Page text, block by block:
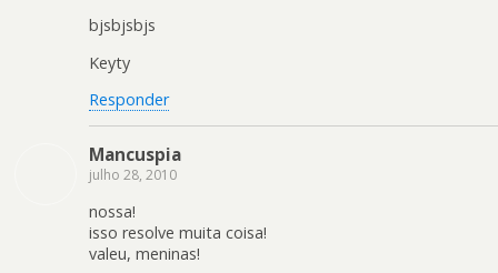
bjsbjsbjs
Keyty
Responder
Mancuspia
julho 28, 2010
nossa!
isso resolve muita coisa!
valeu, meninas!